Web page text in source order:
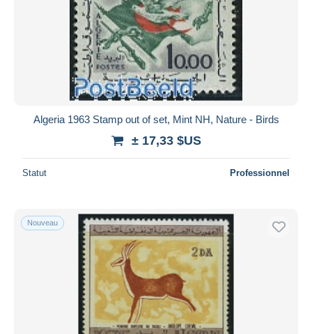
Algeria 1963 Stamp out of set, Mint NH, Nature - Birds
± 17,33 $US
Statut Professionnel
Nouveau